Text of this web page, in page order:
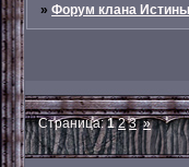
»Форум клана Истины
Страница:1 2 3 »